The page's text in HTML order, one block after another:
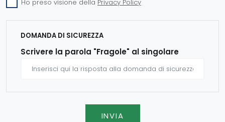
Ho preso visione della Privacy Policy
DOMANDA DI SICUREZZA
Scrivere la parola "Fragole" al singolare
INVIA